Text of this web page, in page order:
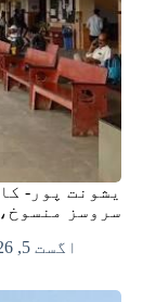
یشونت پور-
سروسز
اگست 5, 2026